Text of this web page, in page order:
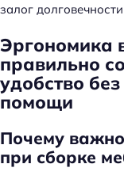
залог
Эргономика
правильно
удобство
помощи
Почему
при сборке